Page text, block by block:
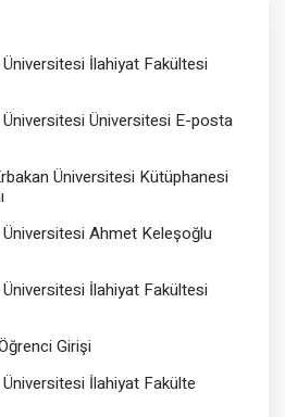
İlahiyat Fakültesi
Üniversitesi E-posta
Üniversitesi Kütüphanesi
Ahmet Keleşoğlu
İlahiyat Fakültesi
Girişi
İlahiyat Fakülte